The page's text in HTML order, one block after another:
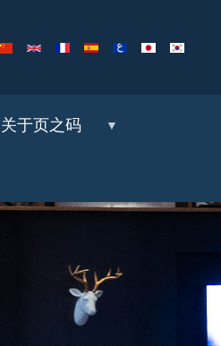
关于页之码